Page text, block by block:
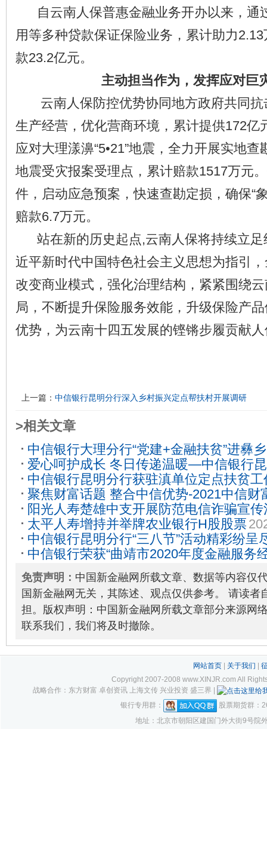
自云南人保普惠金融业务开办以来，通
用等多种贷款保证保险业务，累计助力
款23.2亿元。
主动担当作为，发挥应对巨
云南人保防控优势协同地方政府共同抗
生产经营，优化营商环境，累计提供172亿
应对大理漾濞“5•21”地震，全力开展实地
地震受灾报案受理点，累计赔款1517万元
件，启动应急预案，快速查勘定损，确保“
赔款6.7万元。
站在新的历史起点,云南人保将持续立足
近平新时代中国特色社会主义思想为指引
改变商业模式，强化治理结构，紧紧围绕
局，不断提升保险服务效能，升级保险产
优势，为云南十四五发展的铿锵步履贡献
上一篇： 中信银行昆明分行深入乡村振兴定点帮扶村开展调研
>相关文章
中信银行大理分行“党建+金融扶贫”进彝乡
爱心呵护成长 冬日传递温暖—中信银行
与昆明市妇幼保健院联合开展献爱心活动
中信银行昆明分行获驻滇单位定点扶贫
06-12
聚焦财富话题 整合中信优势-2021中信财
开启2021-08-10
阳光人寿楚雄中支开展防范电信诈骗宣传
太平人寿增持并举牌农业银行H股股票
中信银行昆明分行“三八节”活动精彩纷呈
03-11
中信银行荣获“曲靖市2020年度金融服务
位”荣誉称号 2021-06-24
免责声明： 中国新金融网所载文章、数据等内容仅
国新金融网无关，其陈述、观点仅供参考。 请读者
担。版权声明：中国新金融网所载文章部分来源网
联系我们，我们将及时撤除。
网站首页| 关于我们
Copyright 2007-2008 www.XINJR.com All
战略合作：东方财富 卓创资讯 上海文传 兴业投资 盛三界 |
银行专用群：
股票期货群：
地址：北京市朝阳区建国门外大街9号院